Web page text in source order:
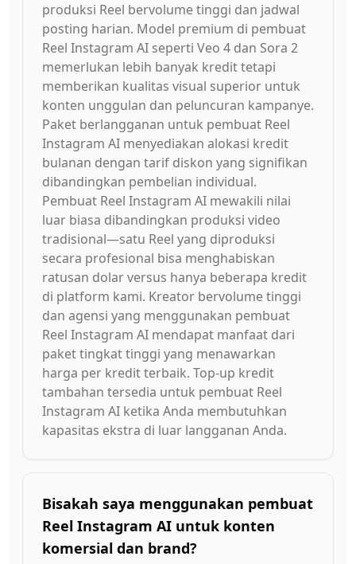
produksi Reel bervolume tinggi dan jadwal
posting harian. Model premium di pembuat
Reel Instagram AI seperti Veo 4 dan Sora 2
memerlukan lebih banyak kredit tetapi
memberikan kualitas visual superior untuk
konten unggulan dan peluncuran kampanye.
Paket berlangganan untuk pembuat Reel
Instagram AI menyediakan alokasi kredit
bulanan dengan tarif diskon yang signifikan
dibandingkan pembelian individual.
Pembuat Reel Instagram AI mewakili nilai
luar biasa dibandingkan produksi video
tradisional—satu Reel yang diproduksi
secara profesional bisa menghabiskan
ratusan dolar versus hanya beberapa kredit
di platform kami. Kreator bervolume tinggi
dan agensi yang menggunakan pembuat
Reel Instagram AI mendapat manfaat dari
paket tingkat tinggi yang menawarkan
harga per kredit terbaik. Top-up kredit
tambahan tersedia untuk pembuat Reel
Instagram AI ketika Anda membutuhkan
kapasitas ekstra di luar langganan Anda.
Bisakah saya menggunakan pembuat
Reel Instagram AI untuk konten
komersial dan brand?